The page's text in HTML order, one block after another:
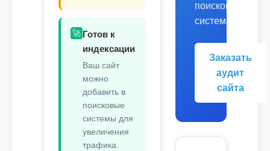
🚀 Готов к
индексации
Ваш сайт
можно
добавить в
поисковые
системы для
увеличения
трафика.
поисковых
системах.
Заказать
аудит
сайта